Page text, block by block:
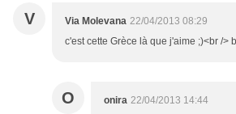
V Via Molevana 22/04/2013 08:29
c'est cette Grèce là que j'aime ;)<br />
O onira 22/04/2013 14:44